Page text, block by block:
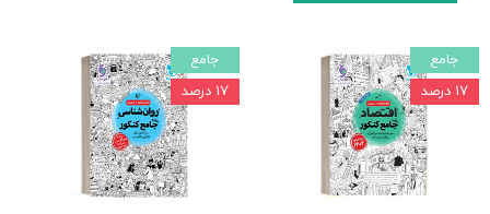
جامع
۱۷ درصد
جامع
۱۷ درصد